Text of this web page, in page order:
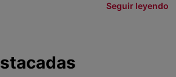
Seguir leyendo